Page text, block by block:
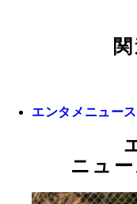
エンタメニュー
ニュ